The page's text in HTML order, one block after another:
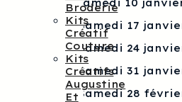
Broderie
Kits
Créatif
Couture
Kits
Créatifs
Augustine
Et
Samedi 10
Samedi 17
Samedi 24
Samedi 31
Samedi 28